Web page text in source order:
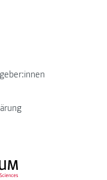
FH JOANNEUM Logo